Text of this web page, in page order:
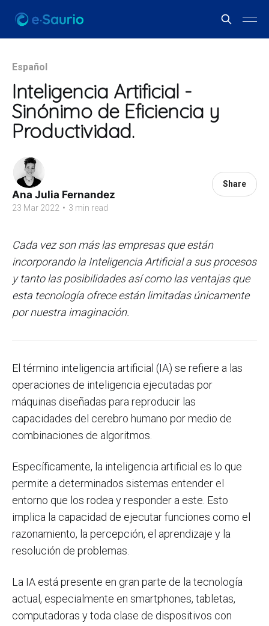
Español
Inteligencia Artificial -
Sinónimo de Eficiencia y
Productividad.
Ana Julia Fernandez
23 Mar 2022 • 3 min read
Share
Cada vez son más las empresas que están
incorporando la Inteligencia Artificial a sus procesos
y tanto las posibilidades así como las ventajas que
esta tecnología ofrece están limitadas únicamente
por nuestra imaginación.
El término inteligencia artificial (IA) se refiere a las
operaciones de inteligencia ejecutadas por
máquinas diseñadas para reproducir las
capacidades del cerebro humano por medio de
combinaciones de algoritmos.
Específicamente, la inteligencia artificial es lo que
permite a determinados sistemas entender el
entorno que los rodea y responder a este. Esto
implica la capacidad de ejecutar funciones como el
razonamiento, la percepción, el aprendizaje y la
resolución de problemas.
La IA está presente en gran parte de la tecnología
actual, especialmente en smartphones, tabletas,
computadoras y toda clase de dispositivos con